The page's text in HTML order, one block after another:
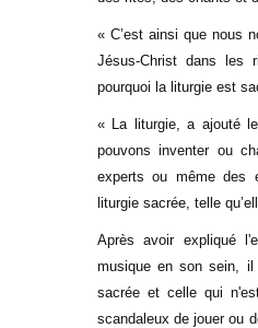
« C’est ainsi que nous
Jésus-Christ dans les
pourquoi la liturgie est
« La liturgie, a ajouté
pouvons inventer ou
experts ou même des
liturgie sacrée, telle
Après avoir expliqué
musique en son sein,
sacrée et celle qui
scandaleux de jouer ou